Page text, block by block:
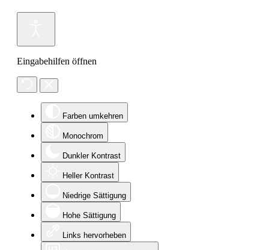
Eingabehilfen öffnen
Farben umkehren
Monochrom
Dunkler Kontrast
Heller Kontrast
Niedrige Sättigung
Hohe Sättigung
Links hervorheben